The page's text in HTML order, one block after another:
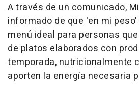
A través de un comunicado,
informado de que 'en mi
menú ideal para personas
de platos elaborados con
temporada, nutricionalmente
aporten la energía necesaria